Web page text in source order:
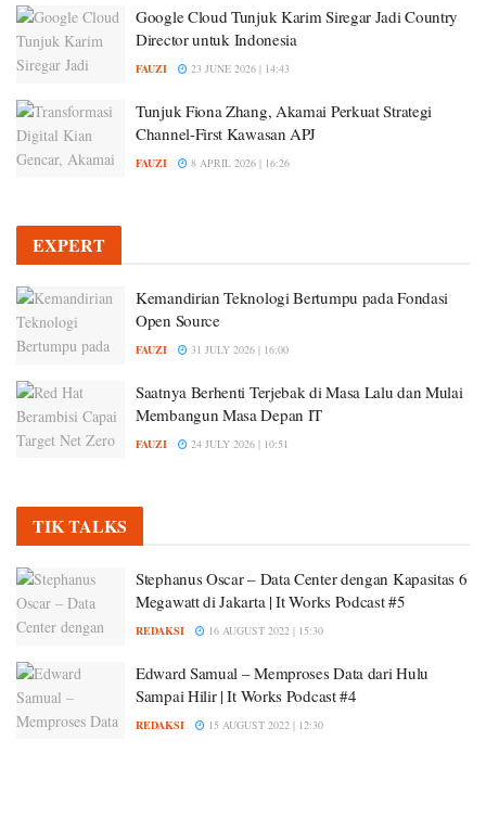
Google Cloud Tunjuk Karim Siregar Jadi Country
Director untuk Indonesia
FAUZI 23 JUNE 2026 | 14:43
Tunjuk Fiona Zhang, Akamai Perkuat Strategi
Channel-First Kawasan APJ
FAUZI 8 APRIL 2026 | 16:26
EXPERT
Kemandirian Teknologi Bertumpu pada Fondasi
Open Source
FAUZI 31 JULY 2026 | 16:00
Saatnya Berhenti Terjebak di Masa Lalu dan Mulai
Membangun Masa Depan IT
FAUZI 24 JULY 2026 | 10:51
TIK TALKS
Stephanus Oscar – Data Center dengan Kapasitas 6
Megawatt di Jakarta | It Works Podcast #5
REDAKSI 16 AUGUST 2022 | 15:30
Edward Samual – Memproses Data dari Hulu
Sampai Hilir | It Works Podcast #4
REDAKSI 15 AUGUST 2022 | 12:30